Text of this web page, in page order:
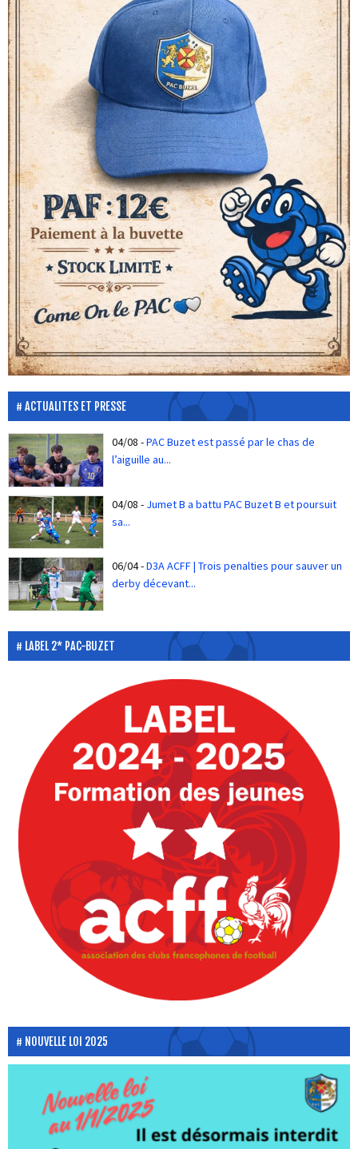
ACTUALITES ET PRESSE
04/08 -PAC Buzet est passé par le chas de
l’aiguille au...
04/08 - Jumet B a battu PAC Buzet B et poursuit
sa...
06/04-D3A ACFF | Trois penalties pour sauver un
derby décevant...
LABEL 2* PAC-BUZET
NOUVELLE LOI 2025